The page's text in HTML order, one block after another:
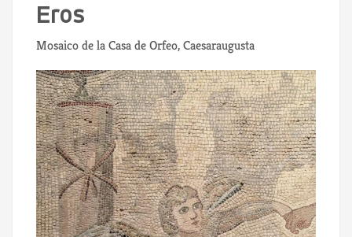
Eros
Mosaico de la Casa de Orfeo, Caesaraugusta